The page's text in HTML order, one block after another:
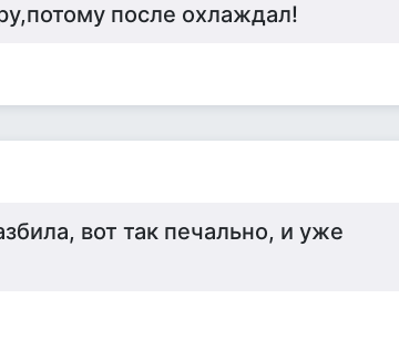
после охлаждал!
вот так печально, и уже